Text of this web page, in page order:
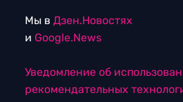
Мы в Дзен.Новостях
и Google.News
Уведомление об
рекомендательных